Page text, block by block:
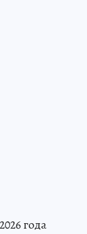
года